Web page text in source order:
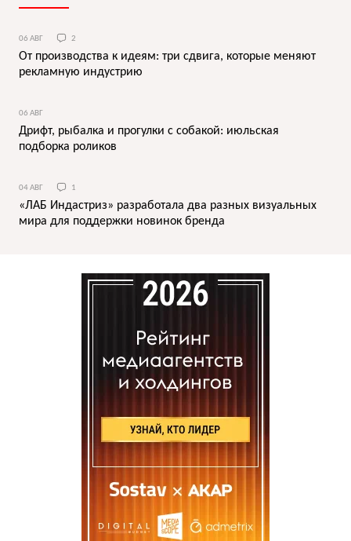
06 АВГ 2
От производства к идеям: три сдвига, которые меняют
рекламную индустрию
06 АВГ
Дрифт, рыбалка и прогулки с собакой: июльская
подборка роликов
04 АВГ 1
«ЛАБ Индастриз» разработала два разных визуальных
мира для поддержки новинок бренда